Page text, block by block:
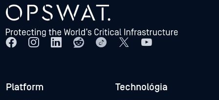
Platform Technológia